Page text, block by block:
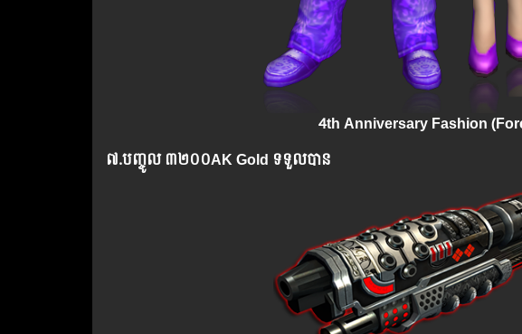
4th Anniversary Fashion​
៧.​បញ្ចូល៣២០០AK Gold ទទួលបាន